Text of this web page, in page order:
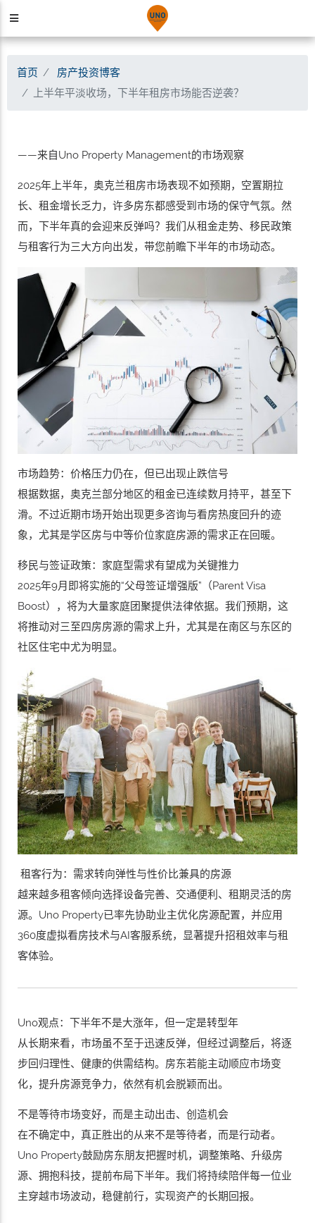
首页
房产投资博客
上半年平淡收场，下半年租房市场能否逆袭？
——来自Uno Property Management的市场观察
2025年上半年，奥克兰租房市场表现不如预期，空置期拉
长、租金增长乏力，许多房东都感受到市场的保守气氛。然
而，下半年真的会迎来反弹吗？我们从租金走势、移民政策
与租客行为三大方向出发，带您前瞻下半年的市场动态。
市场趋势：价格压力仍在，但已出现止跌信号
根据数据，奥克兰部分地区的租金已连续数月持平，甚至下
滑。不过近期市场开始出现更多咨询与看房热度回升的迹
象，尤其是学区房与中等价位家庭房源的需求正在回暖。
移民与签证政策：家庭型需求有望成为关键推力
2025年9月即将实施的“父母签证增强版”（Parent Visa
Boost），将为大量家庭团聚提供法律依据。我们预期，这
将推动对三至四房房源的需求上升，尤其是在南区与东区的
社区住宅中尤为明显。
租客行为：需求转向弹性与性价比兼具的房源
越来越多租客倾向选择设备完善、交通便利、租期灵活的房
源。Uno Property已率先协助业主优化房源配置，并应用
360度虚拟看房技术与AI客服系统，显著提升招租效率与租
客体验。
Uno观点：下半年不是大涨年，但一定是转型年
从长期来看，市场虽不至于迅速反弹，但经过调整后，将逐
步回归理性、健康的供需结构。房东若能主动顺应市场变
化，提升房源竞争力，依然有机会脱颖而出。
不是等待市场变好，而是主动出击、创造机会
在不确定中，真正胜出的从来不是等待者，而是行动者。
Uno Property鼓励房东朋友把握时机，调整策略、升级房
源、拥抱科技，提前布局下半年。我们将持续陪伴每一位业
主穿越市场波动，稳健前行，实现资产的长期回报。